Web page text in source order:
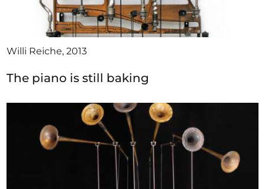
Willi Reiche, 2013
The piano is still baking